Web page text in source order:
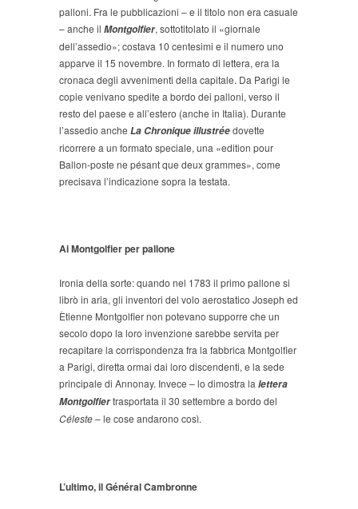
palloni. Fra le pubblicazioni – e il titolo non era casuale
– anche il Montgolfier, sottotitolato il «giornale
dell’assedio»; costava 10 centesimi e il numero uno
apparve il 15 novembre. In formato di lettera, era la
cronaca degli avvenimenti della capitale. Da Parigi le
copie venivano spedite a bordo dei palloni, verso il
resto del paese e all’estero (anche in Italia). Durante
l’assedio anche La Chronique illustréedovette
ricorrere a un formato speciale, una «edition pour
Ballon-poste ne pésant que deux grammes», come
precisava l’indicazione sopra la testata.
Ai Montgolfier per pallone
Ironia della sorte: quando nel 1783 il primo pallone si
librò in aria, gli inventori del volo aerostatico Joseph ed
Ètienne Montgolfier non potevano supporre che un
secolo dopo la loro invenzione sarebbe servita per
recapitare la corrispondenza fra la fabbrica Montgolfier
a Parigi, diretta ormai dai loro discendenti, e la sede
principale di Annonay. Invece – lo dimostra la lettera
Montgolfiertrasportata il 30 settembre a bordo del
Céleste– le cose andarono così.
L’ultimo, il Général Cambronne